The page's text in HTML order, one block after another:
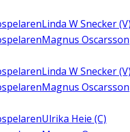
Linda W Snecker
Magnus Oscarsson
Linda W Snecker
Magnus Oscarsson
Ulrika Heie (C)